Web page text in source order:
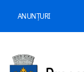
ANUNȚURI